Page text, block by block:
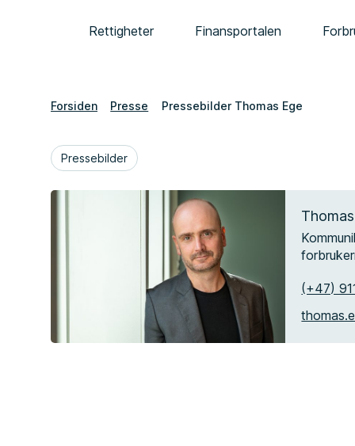
Rettigheter Finansportalen
Forsiden Presse Pressebilder Thomas Ege
Pressebilder
(+47)